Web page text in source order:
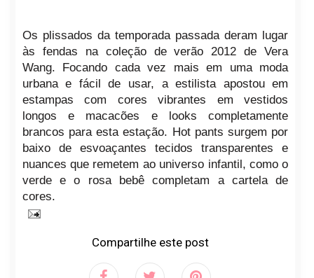
Os plissados da temporada passada deram lugar
às fendas na coleção de verão 2012 de Vera
Wang. Focando cada vez mais em uma moda
urbana e fácil de usar, a estilista apostou em
estampas com cores vibrantes em vestidos
longos e macacões e looks completamente
brancos para esta estação. Hot pants surgem por
baixo de esvoaçantes tecidos transparentes e
nuances que remetem ao universo infantil, como o
verde e o rosa bebê completam a cartela de
cores.
Compartilhe este post